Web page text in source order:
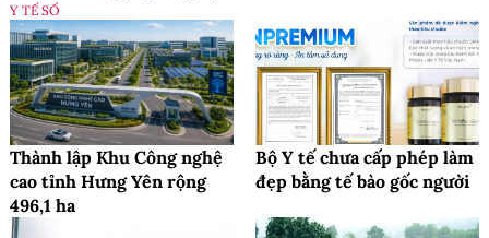
Y TẾ SỐ
Thành lập Khu Công nghệ
cao tỉnh Hưng Yên rộng
496,1 ha
Bộ Y tế chưa cấp phép làm
đẹp bằng tế bào gốc người